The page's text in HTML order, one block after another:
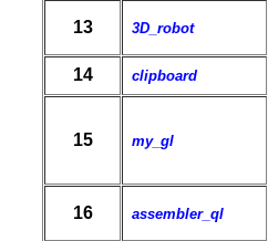
13 3D_robot
14 clipboard
15 my_gl
16 assembler_ql